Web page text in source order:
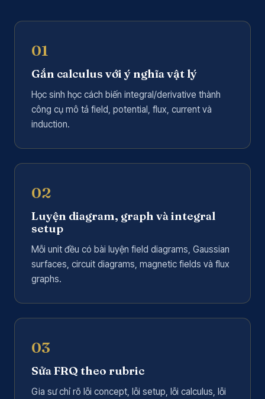
01
Gắn calculus với ý nghĩa vật lý
Học sinh học cách biến integral/derivative thành
công cụ mô tả field, potential, flux, current và
induction.
02
Luyện diagram, graph và integral
setup
Mỗi unit đều có bài luyện field diagrams, Gaussian
surfaces, circuit diagrams, magnetic fields và flux
graphs.
03
Sửa FRQ theo rubric
Gia sư chỉ rõ lỗi concept, lỗi setup, lỗi calculus, lỗi